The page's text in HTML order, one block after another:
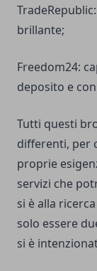
brillante;
Freedom24:
deposito e
Tutti questi
differenti, per
proprie
servizi che
si è alla
solo essere
si è